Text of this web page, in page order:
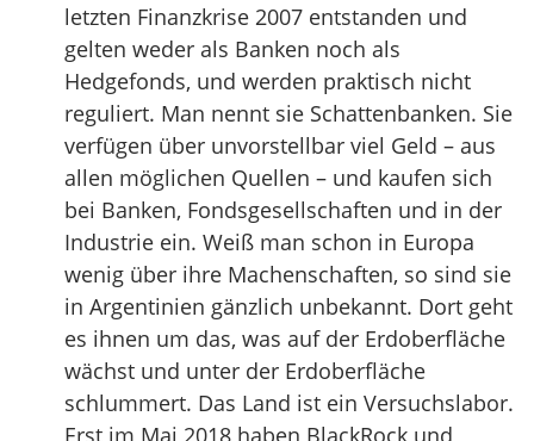
letzten Finanzkrise 2007 entstanden und
gelten weder als Banken noch als
Hedgefonds, und werden praktisch nicht
reguliert. Man nennt sie Schattenbanken. Sie
verfügen über unvorstellbar viel Geld – aus
allen möglichen Quellen – und kaufen sich
bei Banken, Fondsgesellschaften und in der
Industrie ein. Weiß man schon in Europa
wenig über ihre Machenschaften, so sind sie
in Argentinien gänzlich unbekannt. Dort geht
es ihnen um das, was auf der Erdoberfläche
wächst und unter der Erdoberfläche
schlummert. Das Land ist ein Versuchslabor.
Erst im Mai 2018 haben BlackRock und